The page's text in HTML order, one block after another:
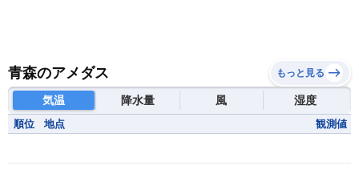
青森のアメダス もっと見る
気温 降水量 風 湿度
順位 地点 観測値